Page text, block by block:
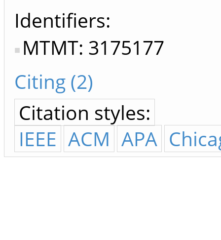
Identifiers
MTMT: 3175177
Citing (2)
Citation styles:
IEEE ACM APA